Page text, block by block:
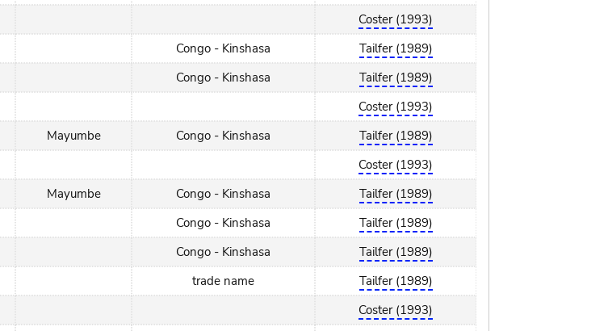
Coster (1993)
Congo - Kinshasa
Tailfer (1989)
Congo - Kinshasa
Tailfer (1989)
Coster (1993)
Mayumbe Congo - Kinshasa
Tailfer (1989)
Coster (1993)
Mayumbe Congo - Kinshasa
Tailfer (1989)
Congo - Kinshasa
Tailfer (1989)
Congo - Kinshasa
Tailfer (1989)
trade name
Tailfer (1989)
Coster (1993)